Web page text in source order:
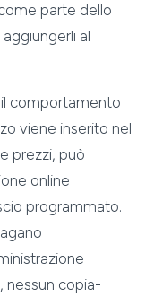
parte dello
al
comportamento
viene inserito nel
prezzi, può
online
programmato.
nessun copia-